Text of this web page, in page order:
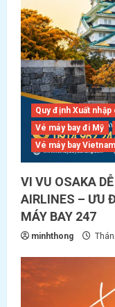
Quy định Xuất nhập
Vé máy bay đi Mỹ
Vé máy bay
VI VU OSAKA
AIRLINES – ƯU
MÁY BAY 247
minhthong